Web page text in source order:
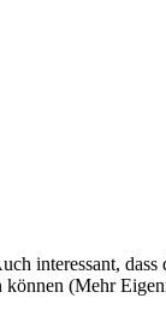
interessant,
(Mehr